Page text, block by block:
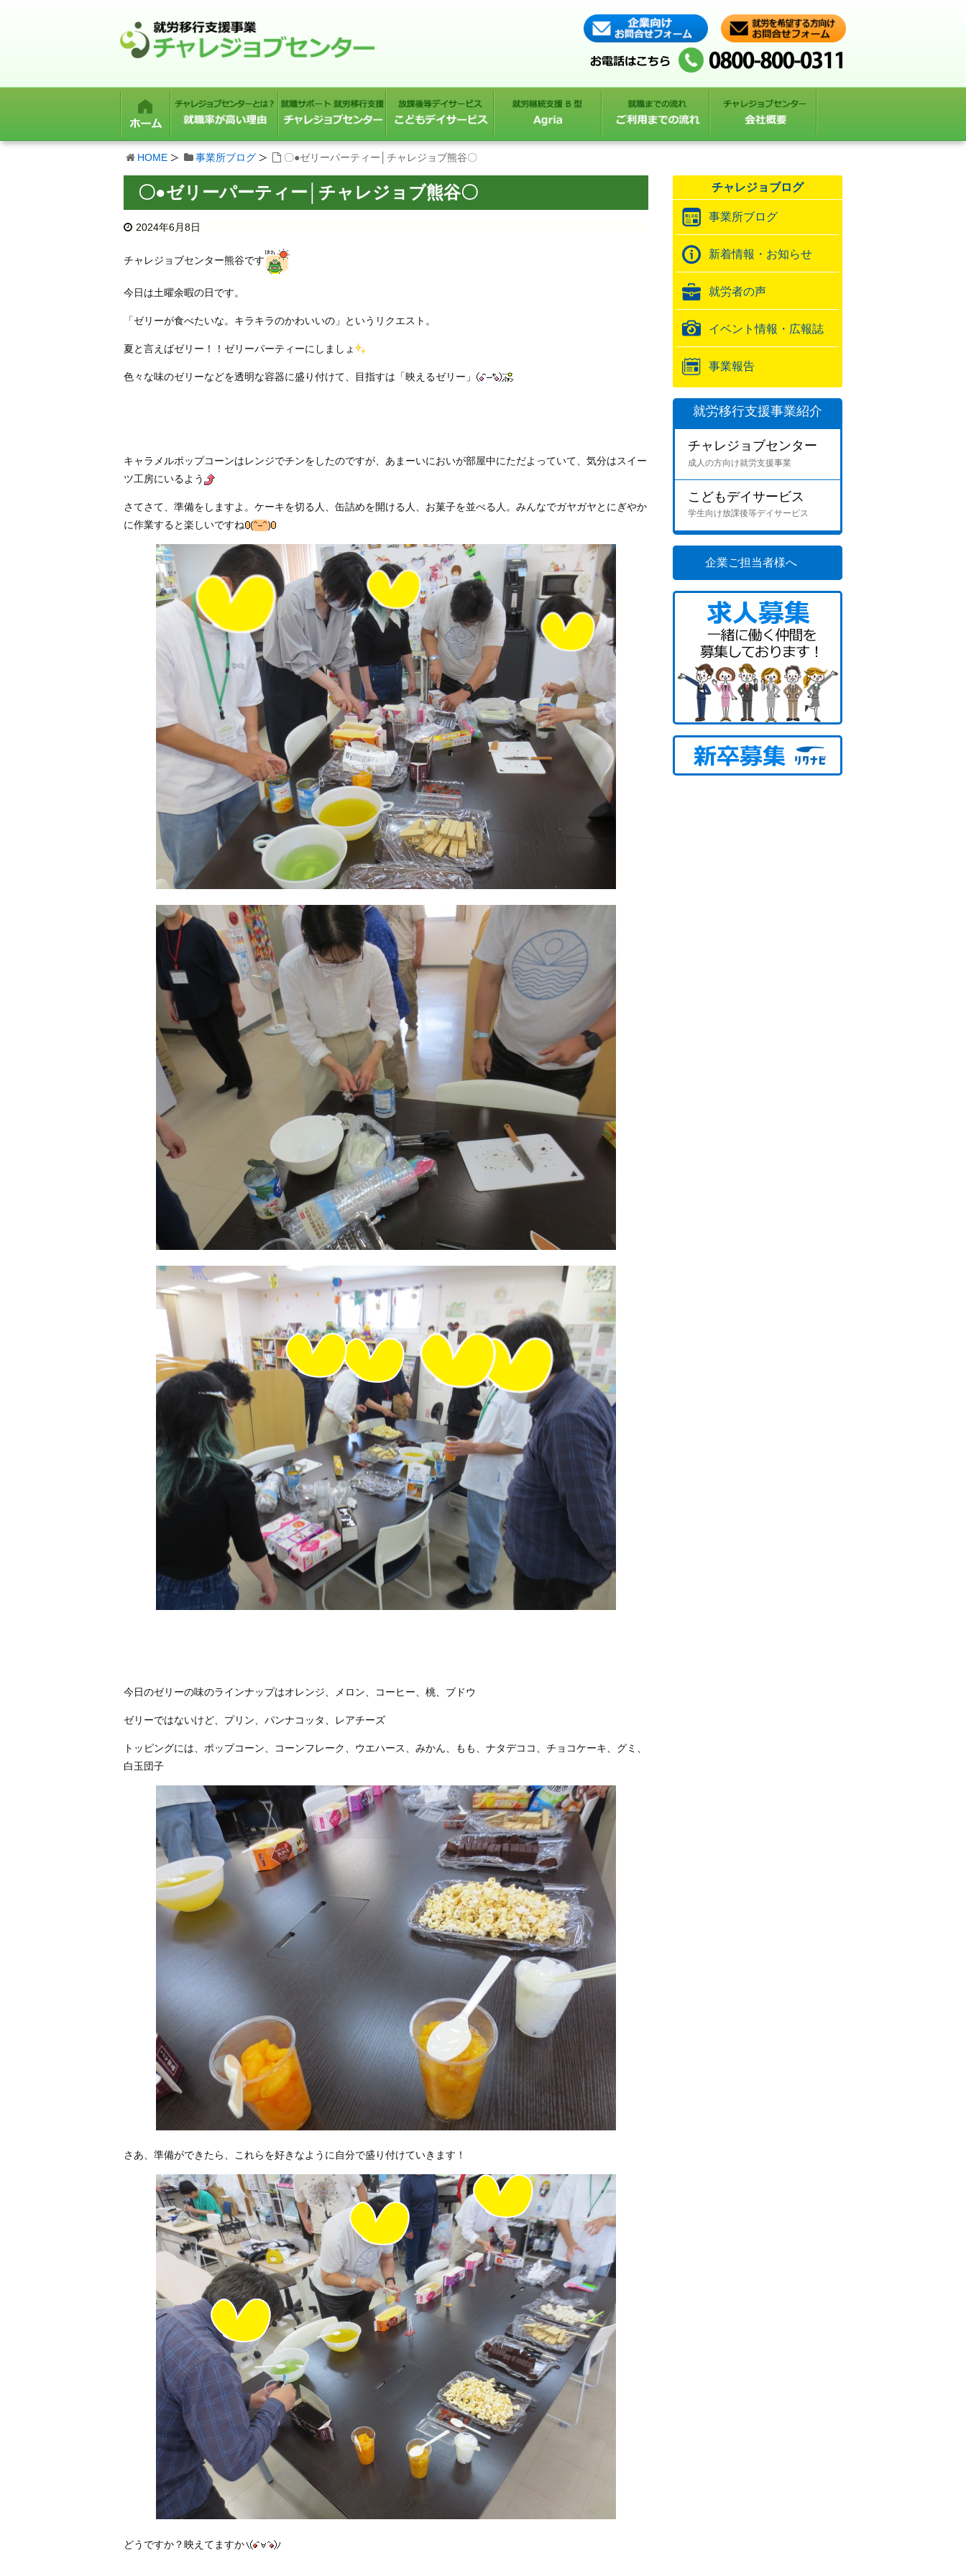
HOME 事業所ブログ 〇●ゼリーパーティー│チャレジョブ熊谷〇
〇●ゼリーパーティー│チャレジョブ熊谷〇
2024年6月8日
チャレジョブセンター熊谷です
今日は土曜余暇の日です。
「ゼリーが食べたいな。キラキラのかわいいの」というリクエスト。
夏と言えばゼリー！！ゼリーパーティーにしましょ
色々な味のゼリーなどを透明な容器に盛り付けて、目指すは「映えるゼリー」
キャラメルポップコーンはレンジでチンをしたのですが、あまーいにおいが部屋中にただよっていて、気分はスイー
ツ工房にいるよう
さてさて、準備をしますよ。ケーキを切る人、缶詰めを開ける人、お菓子を並べる人。みんなでガヤガヤとにぎやか
に作業すると楽しいですね
今日のゼリーの味のラインナップはオレンジ、メロン、コーヒー、桃、ブドウ
ゼリーではないけど、プリン、パンナコッタ、レアチーズ
トッピングには、ポップコーン、コーンフレーク、ウエハース、みかん、もも、ナタデココ、チョコケーキ、グミ、
白玉団子
さあ、準備ができたら、これらを好きなように自分で盛り付けていきます！
どうですか？映えてますか
チャレジョブログ
事業所ブログ
新着情報・お知らせ
就労者の声
イベント情報・広報誌
事業報告
就労移行支援事業紹介
チャレジョブセンター
成人の方向け就労支援事業
こどもデイサービス
学生向け放課後等デイサービス
企業ご担当者様へ